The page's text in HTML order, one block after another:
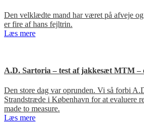
Den velklædte mand har været på afveje
er fire af hans fejltrin.
Læs mere
A.D. Sartoria – test af jakkesæt MTM –
Den store dag var oprunden. Vi så forbi
Strandstræde i København for at evaluere
made to measure.
Læs mere